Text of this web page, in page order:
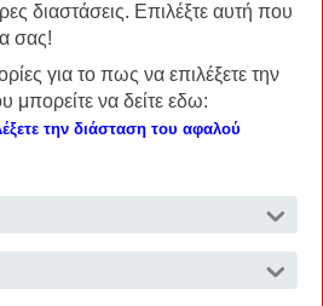
διαστάσεις. Επιλέξτε αυτή που
σας!
για το πως να επιλέξετε την
μπορείτε να δείτε εδω:
την διάσταση του αφαλού